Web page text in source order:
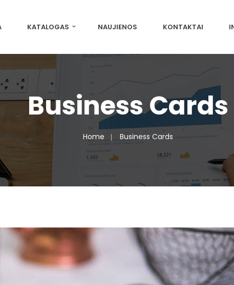
KATALOGAS NAUJIENOS KONTAKTAI
Business Cards
Home Business Cards